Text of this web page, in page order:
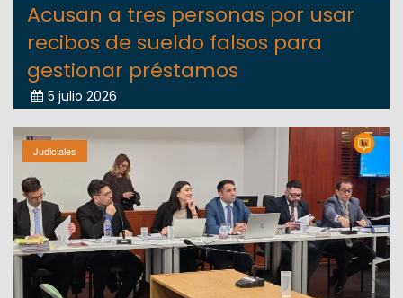
Acusan a tres personas por usar
recibos de sueldo falsos para
gestionar préstamos
5 julio 2026
Judiciales